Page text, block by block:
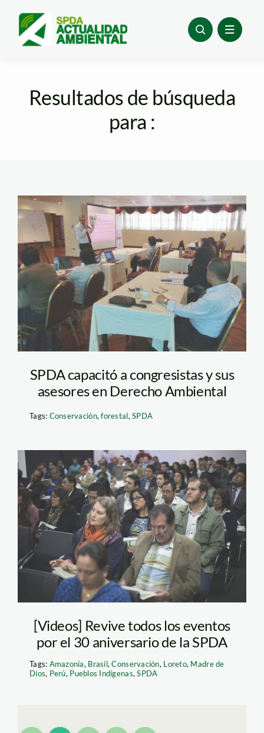
content
Resultados de búsqueda
para :
capella—spda
SPDA capacitó a congresistas y sus
asesores en Derecho Ambiental
Tags: Conservación,forestal,SPDA
eventos-spda
[Videos] Revive todos los eventos
por el 30 aniversario de la SPDA
Tags: Amazonía, Brasil,Conservación, Loreto, Madre de
Dios, Perú, Pueblos Indígenas,SPDA